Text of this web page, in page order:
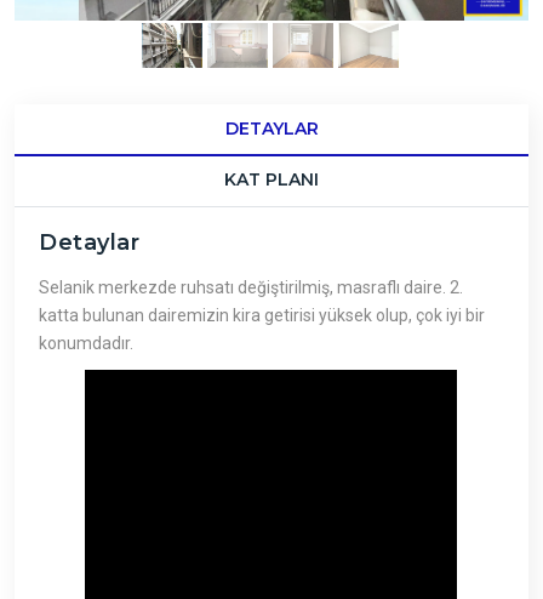
DETAYLAR
KAT PLANI
Detaylar
Selanik merkezde ruhsatı değiştirilmiş, masraflı daire. 2.
katta bulunan dairemizin kira getirisi yüksek olup, çok iyi bir
konumdadır.